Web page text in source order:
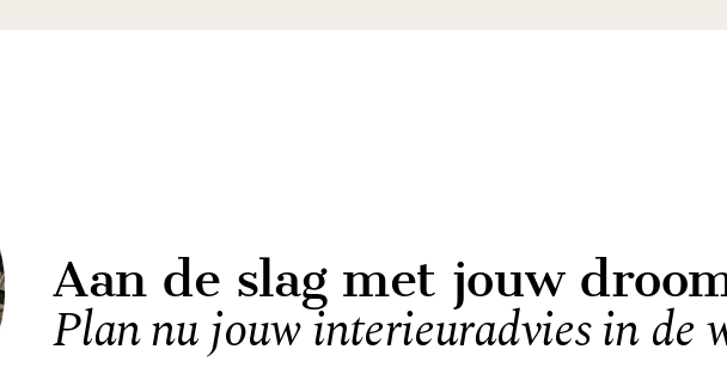
Aan de slag met jouw
Plan nu jouw interieuradvies in de